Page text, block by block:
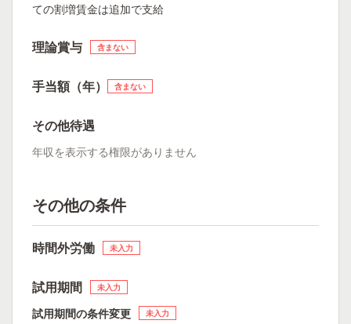
ての割増賃金は追加で支給
理論賞与 含まない
手当額（年） 含まない
その他待遇
年収を表示する権限がありません
その他の条件
時間外労働 未入力
試用期間 未入力
試用期間の条件変更 未入力